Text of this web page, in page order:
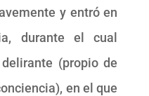
y entró en
durante el cual
(propio de
en el que